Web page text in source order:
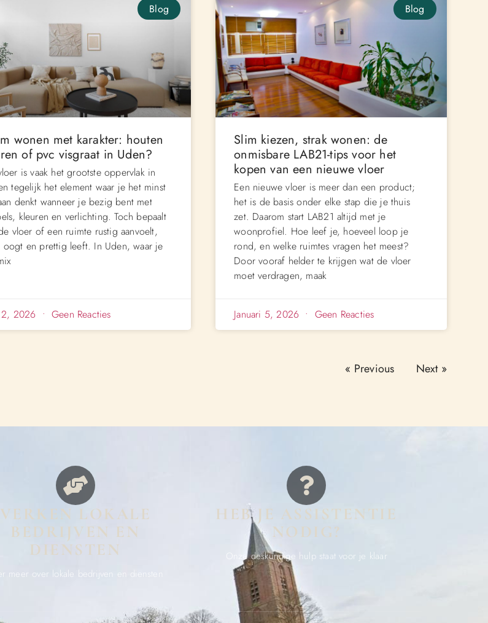
Blog
wonen met karakter: houten
of pvc visgraat in Uden?
is vaak het grootste oppervlak in
tegelijk het element waar je het minst
denkt wanneer je bezig bent met
kleuren en verlichting. Toch bepaalt
vloer of een ruimte rustig aanvoelt,
oogt en prettig leeft. In Uden, waar je
2026 Geen Reacties
Blog
Slim kiezen, strak wonen: de
onmisbare LAB21-tips voor het
kopen van een nieuwe vloer
Een nieuwe vloer is meer dan een product;
het is de basis onder elke stap die je thuis
zet. Daarom start LAB21 altijd met je
woonprofiel. Hoe leef je, hoeveel loop je
rond, en welke ruimtes vragen het meest?
Door vooraf helder te krijgen wat de vloer
moet verdragen, maak
Januari 5, 2026 Geen Reacties
« Previous Next »
VERKEN LOKALE
BEDRIJVEN EN
DIENSTEN
meer over lokale bedrijven en diensten
HEB JE ASSISTENTIE
NODIG?
Onze deskundige hulp staat voor je klaar